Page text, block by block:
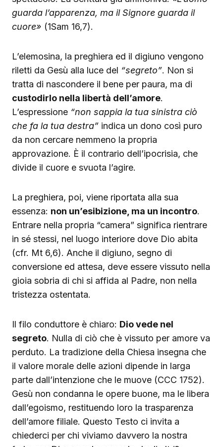
guarda l’apparenza, ma il Signore guarda il
cuore» (1Sam 16,7).
L’elemosina, la preghiera ed il digiuno vengono
riletti da Gesù alla luce del “segreto”. Non si
tratta di nascondere il bene per paura, ma di
custodirlo nella libertà dell’amore.
L’espressione “non sappia la tua sinistra ciò
che fa la tua destra” indica un dono così puro
da non cercare nemmeno la propria
approvazione. È il contrario dell’ipocrisia, che
divide il cuore e svuota l’agire.
La preghiera, poi, viene riportata alla sua
essenza: non un’esibizione, ma un incontro.
Entrare nella propria “camera” significa rientrare
in sé stessi, nel luogo interiore dove Dio abita
(cfr. Mt 6,6). Anche il digiuno, segno di
conversione ed attesa, deve essere vissuto nella
gioia sobria di chi si affida al Padre, non nella
tristezza ostentata.
Il filo conduttore è chiaro: Dio vede nel
segreto. Nulla di ciò che è vissuto per amore va
perduto. La tradizione della Chiesa insegna che
il valore morale delle azioni dipende in larga
parte dall’intenzione che le muove (CCC 1752).
Gesù non condanna le opere buone, ma le libera
dall’egoismo, restituendo loro la trasparenza
dell’amore filiale. Questo Testo ci invita a
chiederci per chi viviamo davvero la nostra